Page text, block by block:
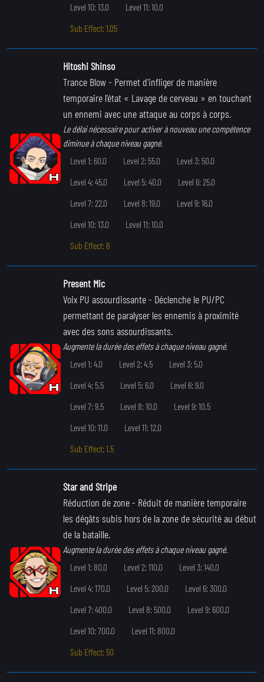
Level 10: 13.0
Level 11: 10.0
Sub Effect: 1.05
Hitoshi Shinso
Trance Blow- Permet d'infliger de manière
temporaire l'état « Lavage de cerveau » en touchant
un ennemi avec une attaque au corps à corps.
Le délai nécessaire pour activer à nouveau une compétence
diminue à chaque niveau gagné.
Level 1: 60.0
Level 2: 55.0
Level 3: 50.0
Level 4: 45.0
Level 5: 40.0
Level 6: 25.0
Level 7: 22.0
Level 8: 19.0
Level 9: 16.0
Level 10: 13.0
Level 11: 10.0
Sub Effect: 6
Present Mic
Voix PU assourdissante- Déclenche le PU/PC
permettant de paralyser les ennemis à proximité
avec des sons assourdissants.
Augmente la durée des effets à chaque niveau gagné.
Level 1: 4.0
Level 2: 4.5
Level 3: 5.0
Level 4: 5.5
Level 5: 6.0
Level 6: 9.0
Level 7: 9.5
Level 8: 10.0
Level 9: 10.5
Level 10: 11.0
Level 11: 12.0
Sub Effect: 1.5
Star and Stripe
Réduction de zone- Réduit de manière temporaire
les dégâts subis hors de la zone de sécurité au début
de la bataille.
Augmente la durée des effets à chaque niveau gagné.
Level 1: 80.0
Level 2: 110.0
Level 3: 140.0
Level 4: 170.0
Level 5: 200.0
Level 6: 300.0
Level 7: 400.0
Level 8: 500.0
Level 9: 600.0
Level 10: 700.0
Level 11: 800.0
Sub Effect: 50